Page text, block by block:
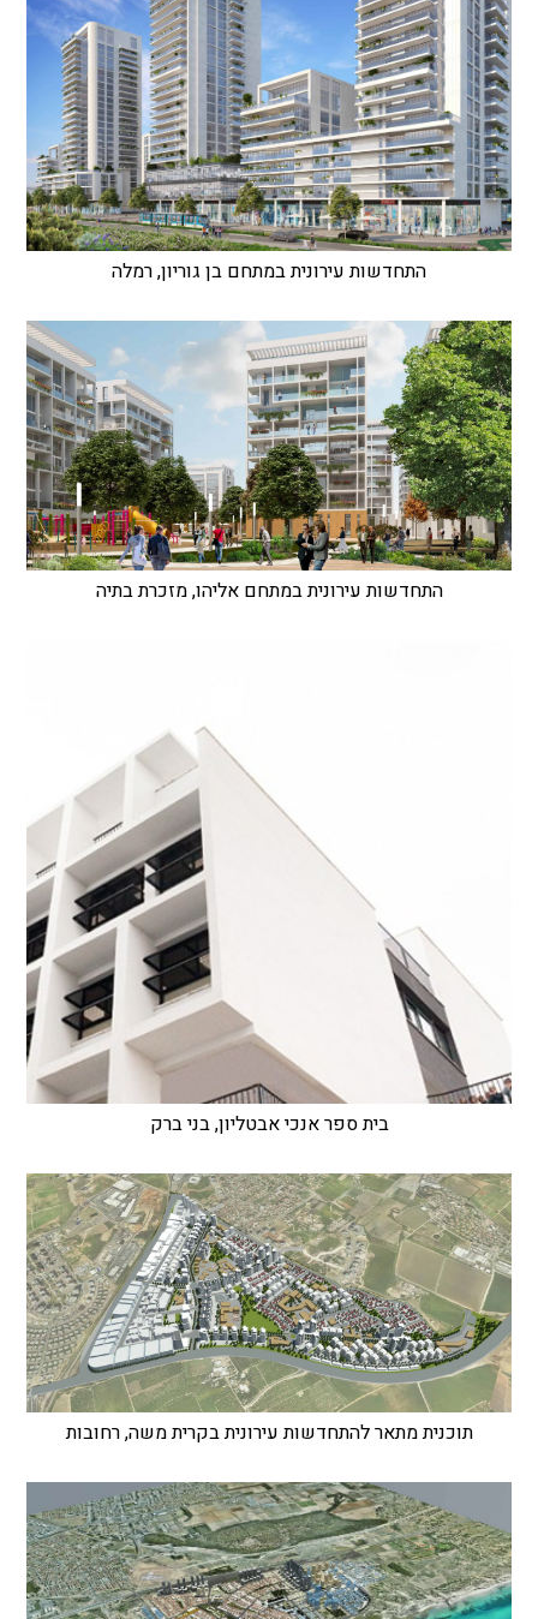
התחדשות עירונית במתחם בן גוריון, רמלה
התחדשות עירונית במתחם אליהו, מזכרת בתיה
בית ספר אנכי אבטליון, בני ברק
תוכנית מתאר להתחדשות עירונית בקרית משה, רחובות